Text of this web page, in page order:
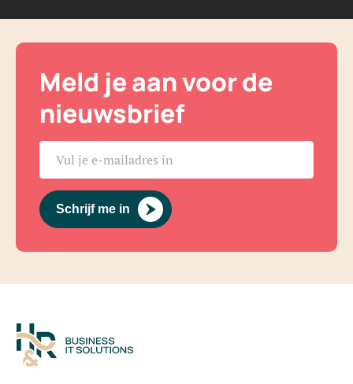
Meld je aan voor de
nieuwsbrief
Schrijf me in